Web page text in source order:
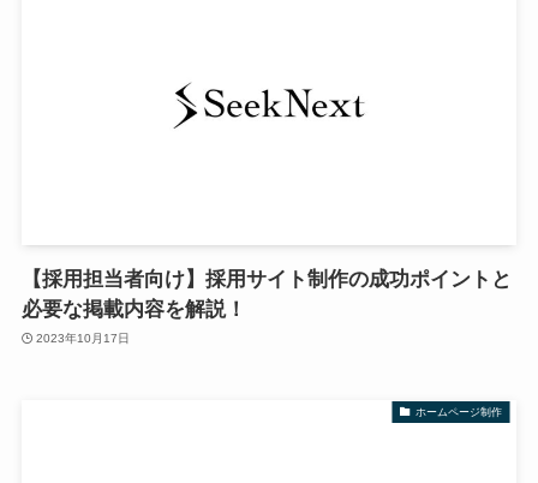
【採用担当者向け】採用サイト制作の成功ポイントと
必要な掲載内容を解説！
2023年10月17日
ホームページ制作